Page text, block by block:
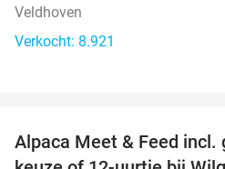
Veldhoven
Verkocht: 8.921
Alpaca Meet & Feed incl.